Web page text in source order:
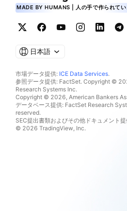
MADE BY HUMANS | 人の手で作られてい
日本語
市場データ提供: ICE Data Services.
参照データ提供: FactSet. Copyright ©
Research Systems Inc.
Copyright © 2026, American Bankers
データベース提供: FactSet Research
reserved.
SEC提出書類およびその他ドキュメント
© 2026 TradingView, Inc.